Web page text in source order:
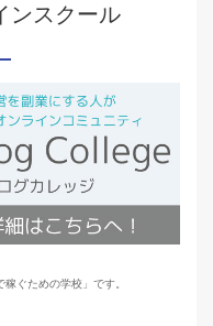
ンスクール
ぐための学校」です。